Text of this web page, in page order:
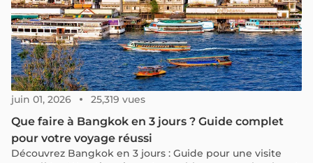
juin 01, 2026 25,319 vues
Que faire à Bangkok en 3 jours ? Guide complet
pour votre voyage réussi
Découvrez Bangkok en 3 jours : Guide pour une visite